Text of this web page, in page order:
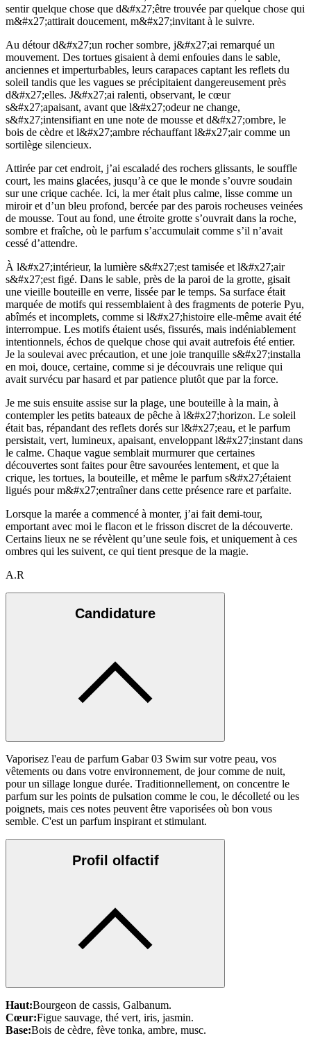
sentir quelque chose que d&#x27;être trouvée par quelque chose qui
m&#x27;attirait doucement, m&#x27;invitant à le suivre.
Au détour d&#x27;un rocher sombre, j&#x27;ai remarqué un
mouvement. Des tortues gisaient à demi enfouies dans le sable,
anciennes et imperturbables, leurs carapaces captant les reflets du
soleil tandis que les vagues se précipitaient dangereusement près
d&#x27;elles. J&#x27;ai ralenti, observant, le cœur
s&#x27;apaisant, avant que l&#x27;odeur ne change,
s&#x27;intensifiant en une note de mousse et d&#x27;ombre, le
bois de cèdre et l&#x27;ambre réchauffant l&#x27;air comme un
sortilège silencieux.
Attirée par cet endroit, j’ai escaladé des rochers glissants, le souffle
court, les mains glacées, jusqu’à ce que le monde s’ouvre soudain
sur une crique cachée. Ici, la mer était plus calme, lisse comme un
miroir et d’un bleu profond, bercée par des parois rocheuses veinées
de mousse. Tout au fond, une étroite grotte s’ouvrait dans la roche,
sombre et fraîche, où le parfum s’accumulait comme s’il n’avait
cessé d’attendre.
À l&#x27;intérieur, la lumière s&#x27;est tamisée et l&#x27;air
s&#x27;est figé. Dans le sable, près de la paroi de la grotte, gisait
une vieille bouteille en verre, lissée par le temps. Sa surface était
marquée de motifs qui ressemblaient à des fragments de poterie Pyu,
abîmés et incomplets, comme si l&#x27;histoire elle-même avait été
interrompue. Les motifs étaient usés, fissurés, mais indéniablement
intentionnels, échos de quelque chose qui avait autrefois été entier.
Je la soulevai avec précaution, et une joie tranquille s&#x27;installa
en moi, douce, certaine, comme si je découvrais une relique qui
avait survécu par hasard et par patience plutôt que par la force.
Je me suis ensuite assise sur la plage, une bouteille à la main, à
contempler les petits bateaux de pêche à l&#x27;horizon. Le soleil
était bas, répandant des reflets dorés sur l&#x27;eau, et le parfum
persistait, vert, lumineux, apaisant, enveloppant l&#x27;instant dans
le calme. Chaque vague semblait murmurer que certaines
découvertes sont faites pour être savourées lentement, et que la
crique, les tortues, la bouteille, et même le parfum s&#x27;étaient
ligués pour m&#x27;entraîner dans cette présence rare et parfaite.
Lorsque la marée a commencé à monter, j’ai fait demi-tour,
emportant avec moi le flacon et le frisson discret de la découverte.
Certains lieux ne se révèlent qu’une seule fois, et uniquement à ces
ombres qui les suivent, ce qui tient presque de la magie.
A.R
Candidature
Vaporisez l'eau de parfum Gabar 03 Swim sur votre peau, vos
vêtements ou dans votre environnement, de jour comme de nuit,
pour un sillage longue durée. Traditionnellement, on concentre le
parfum sur les points de pulsation comme le cou, le décolleté ou les
poignets, mais ces notes peuvent être vaporisées où bon vous
semble. C'est un parfum inspirant et stimulant.
Profil olfactif
Haut:Bourgeon de cassis, Galbanum.
Cœur:Figue sauvage, thé vert, iris, jasmin.
Base:Bois de cèdre, fève tonka, ambre, musc.